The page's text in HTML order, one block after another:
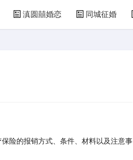
滇圆囍婚恋 同城征婚
险的报销方式、条件、材料以及注意事